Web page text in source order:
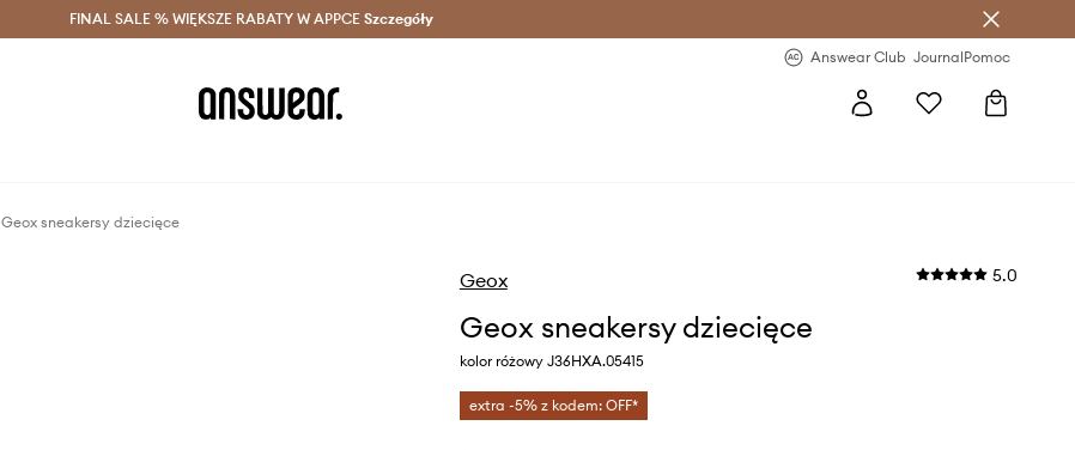
Oszczędzaj z Answear Club > Dostawa nawet w 24h >
FINAL SALE % WIĘKSZE RABATY W APPCE Szczegóły
Answear Club JournalPomoc
Geox sneakersy dziecięce
Geox 5.0
Geox sneakersy dziecięce
kolor różowy J36HXA.05415
extra -5% z kodem: OFF*